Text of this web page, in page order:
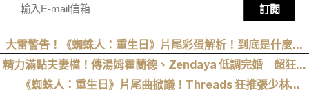
訂閱
大雷警告！《蜘蛛人：重生日》片尾彩蛋解析！到底是什麼意
思？推測這個可能性最高
精力滿點夫妻檔！傳湯姆霍蘭德、Zendaya 低調完婚 超狂細
節曝光
《蜘蛛人：重生日》片尾曲掀議！Threads 狂推張少林